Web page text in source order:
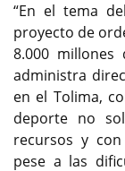
“En el tema
proyecto de
8.000
administra
en el Tolima,
deporte no
recursos y
pese a las